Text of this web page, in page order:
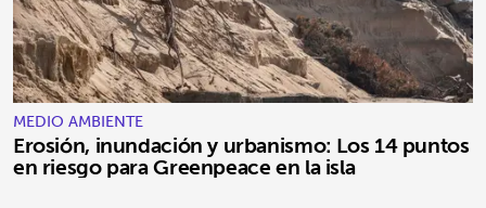
MEDIO AMBIENTE
Erosión, inundación y urbanismo: Los 14 puntos
en riesgo para Greenpeace en la isla